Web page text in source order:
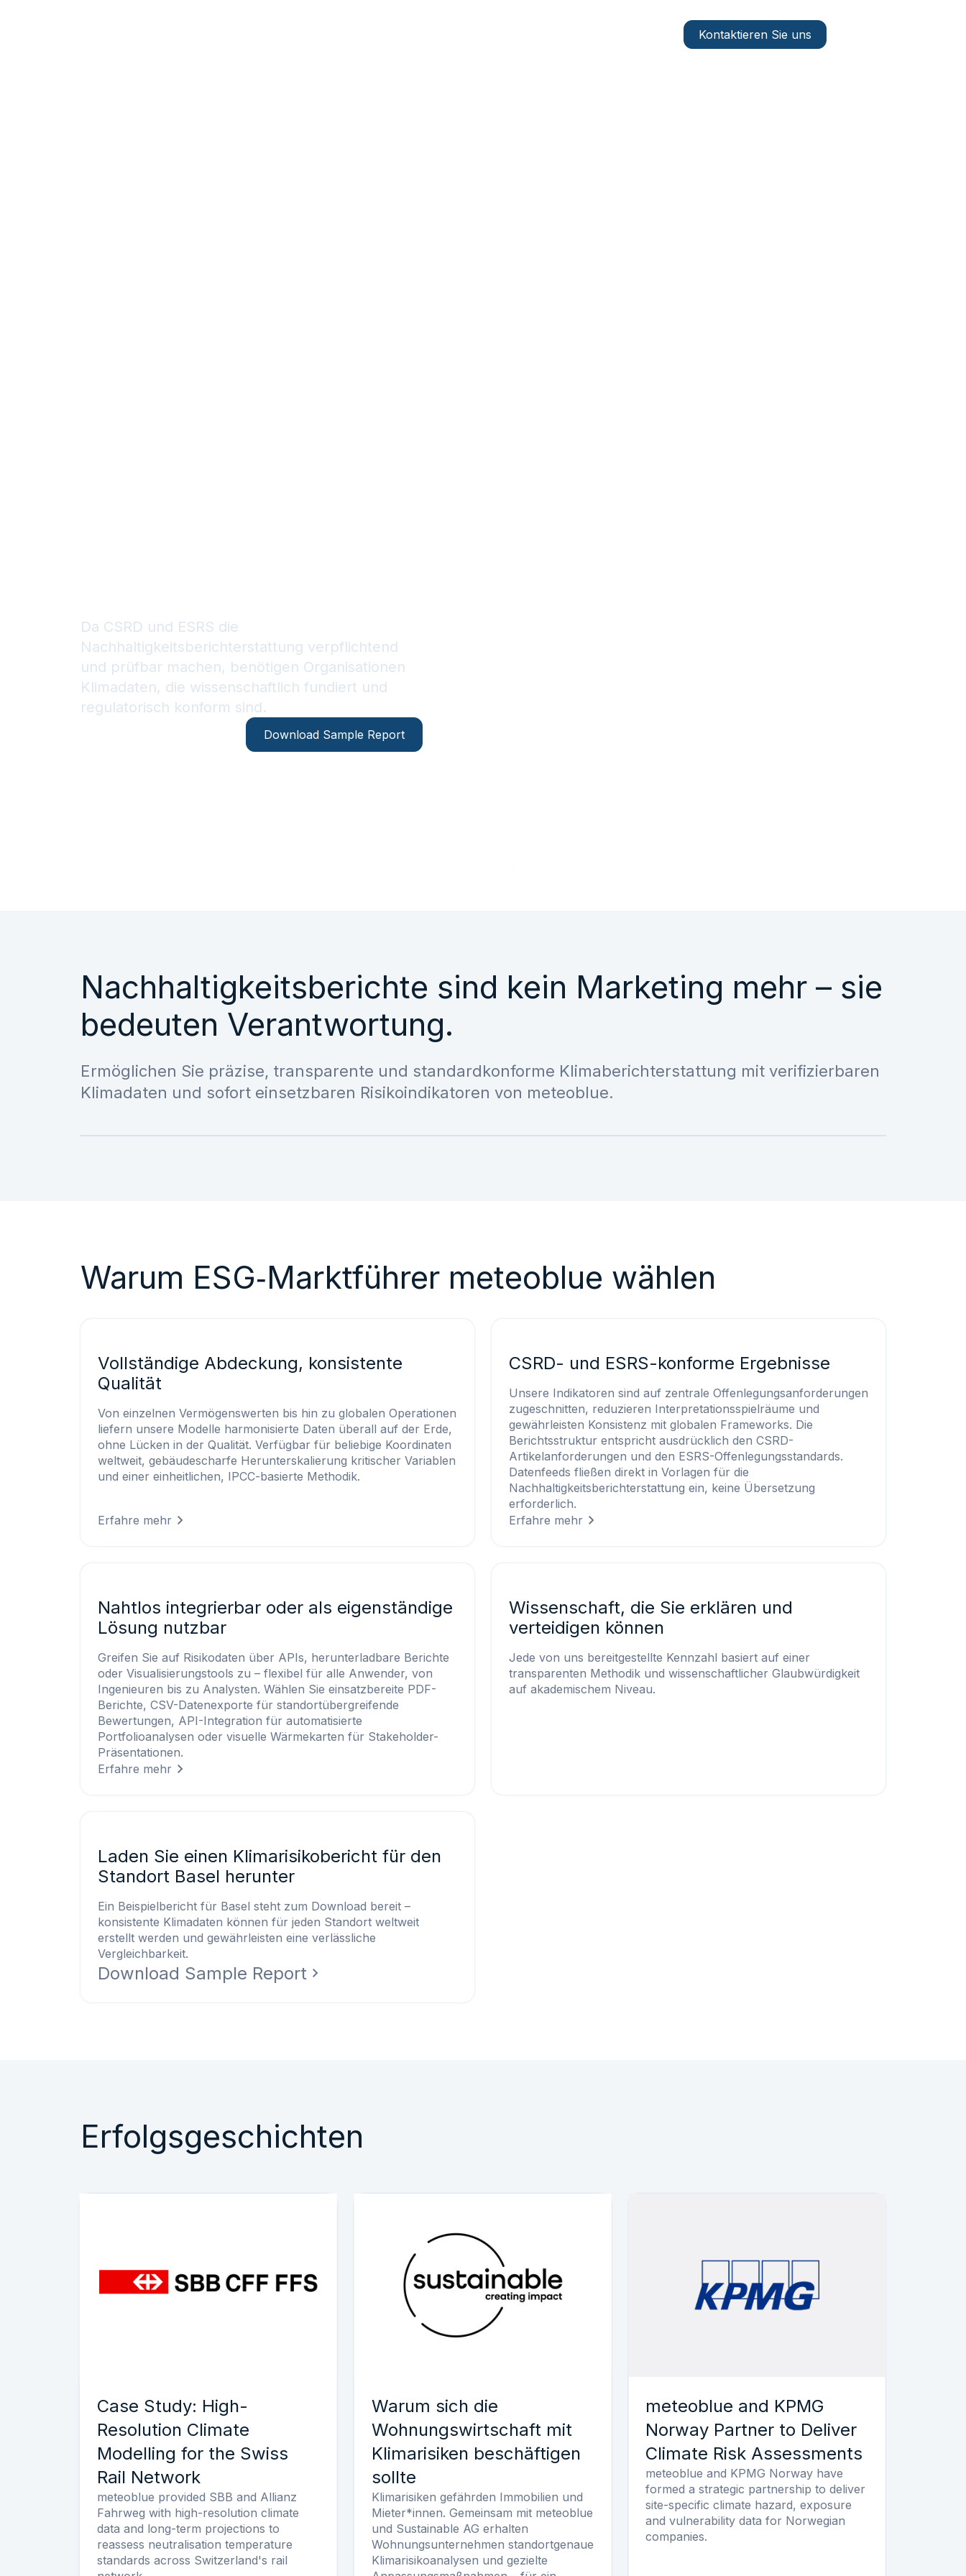
Kontaktieren Sie uns
Da CSRD und ESRS die
Nachhaltigkeitsberichterstattung verpflichtend
und prüfbar machen, benötigen Organisationen
Klimadaten, die wissenschaftlich fundiert und
regulatorisch konform sind.
Download Sample Report
Nachhaltigkeitsberichte sind kein Marketing mehr – sie
bedeuten Verantwortung.
Ermöglichen Sie präzise, transparente und standardkonforme Klimaberichterstattung mit verifizierbaren
Klimadaten und sofort einsetzbaren Risikoindikatoren von meteoblue.
Warum ESG‑Marktführer meteoblue wählen
Vollständige Abdeckung, konsistente
Qualität
Von einzelnen Vermögenswerten bis hin zu globalen Operationen
liefern unsere Modelle harmonisierte Daten überall auf der Erde,
ohne Lücken in der Qualität. Verfügbar für beliebige Koordinaten
weltweit, gebäudescharfe Herunterskalierung kritischer Variablen
und einer einheitlichen, IPCC-basierte Methodik.
Erfahre mehr
CSRD- und ESRS-konforme Ergebnisse
Unsere Indikatoren sind auf zentrale Offenlegungsanforderungen
zugeschnitten, reduzieren Interpretationsspielräume und
gewährleisten Konsistenz mit globalen Frameworks. Die
Berichtsstruktur entspricht ausdrücklich den CSRD-
Artikelanforderungen und den ESRS-Offenlegungsstandards.
Datenfeeds fließen direkt in Vorlagen für die
Nachhaltigkeitsberichterstattung ein, keine Übersetzung
erforderlich.
Erfahre mehr
Nahtlos integrierbar oder als eigenständige
Lösung nutzbar
Greifen Sie auf Risikodaten über APIs, herunterladbare Berichte
oder Visualisierungstools zu – flexibel für alle Anwender, von
Ingenieuren bis zu Analysten. Wählen Sie einsatzbereite PDF-
Berichte, CSV-Datenexporte für standortübergreifende
Bewertungen, API-Integration für automatisierte
Portfolioanalysen oder visuelle Wärmekarten für Stakeholder-
Präsentationen.
Erfahre mehr
Wissenschaft, die Sie erklären und
verteidigen können
Jede von uns bereitgestellte Kennzahl basiert auf einer
transparenten Methodik und wissenschaftlicher Glaubwürdigkeit
auf akademischem Niveau.
Laden Sie einen Klimarisikobericht für den
Standort Basel herunter
Ein Beispielbericht für Basel steht zum Download bereit –
konsistente Klimadaten können für jeden Standort weltweit
erstellt werden und gewährleisten eine verlässliche
Vergleichbarkeit.
Download Sample Report
Erfolgsgeschichten
Case Study: High-
Resolution Climate
Modelling for the Swiss
Rail Network
meteoblue provided SBB and Allianz
Fahrweg with high-resolution climate
data and long-term projections to
reassess neutralisation temperature
standards across Switzerland's rail
Warum sich die
Wohnungswirtschaft mit
Klimarisiken beschäftigen
sollte
Klimarisiken gefährden Immobilien und
Mieter*innen. Gemeinsam mit meteoblue
und Sustainable AG erhalten
Wohnungsunternehmen standortgenaue
Klimarisikoanalysen und gezielte
meteoblue and KPMG
Norway Partner to Deliver
Climate Risk Assessments
meteoblue and KPMG Norway have
formed a strategic partnership to deliver
site-specific climate hazard, exposure
and vulnerability data for Norwegian
companies.